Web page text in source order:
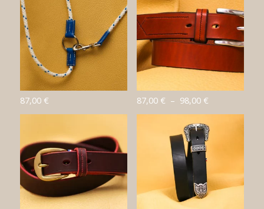
87,00 € 87,00 € – 98,00 €Plage
de
prix :
98,00 €